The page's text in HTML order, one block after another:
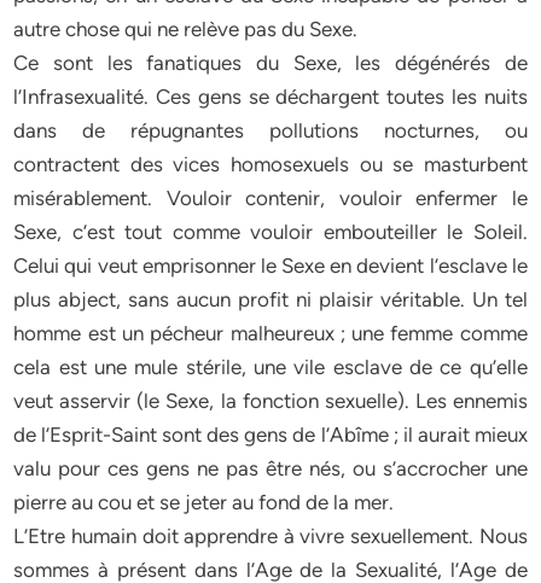
autre chose qui ne relève pas du Sexe.
Ce sont les fanatiques du Sexe, les dégénérés de
l’Infrasexualité. Ces gens se déchargent toutes les nuits
dans de répugnantes pollutions nocturnes, ou
contractent des vices homosexuels ou se masturbent
misérablement. Vouloir contenir, vouloir enfermer le
Sexe, c’est tout comme vouloir embouteiller le Soleil.
Celui qui veut emprisonner le Sexe en devient l’esclave le
plus abject, sans aucun profit ni plaisir véritable. Un tel
homme est un pécheur malheureux ; une femme comme
cela est une mule stérile, une vile esclave de ce qu’elle
veut asservir (le Sexe, la fonction sexuelle). Les ennemis
de l’Esprit-Saint sont des gens de l’Abîme ; il aurait mieux
valu pour ces gens ne pas être nés, ou s’accrocher une
pierre au cou et se jeter au fond de la mer.
L’Etre humain doit apprendre à vivre sexuellement. Nous
sommes à présent dans l’Age de la Sexualité, l’Age de